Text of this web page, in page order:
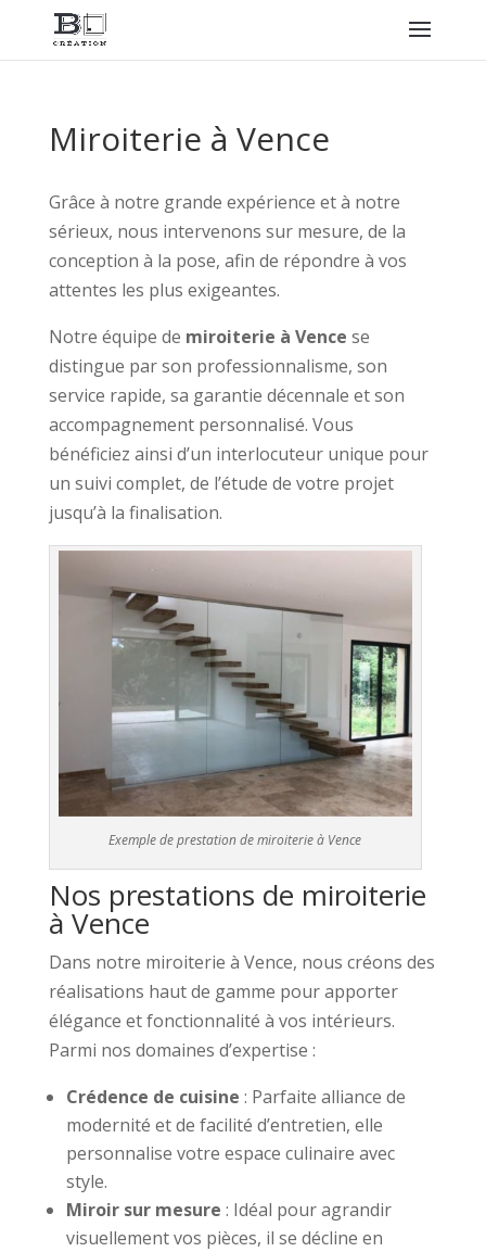
Miroiterie à Vence
Grâce à notre grande expérience et à notre
sérieux, nous intervenons sur mesure, de la
conception à la pose, afin de répondre à vos
attentes les plus exigeantes.
Notre équipe de miroiterie à Vence se
distingue par son professionnalisme, son
service rapide, sa garantie décennale et son
accompagnement personnalisé. Vous
bénéficiez ainsi d’un interlocuteur unique pour
un suivi complet, de l’étude de votre projet
jusqu’à la finalisation.
Exemple de prestation de miroiterie à Vence
Nos prestations de miroiterie
à Vence
Dans notre miroiterie à Vence, nous créons des
réalisations haut de gamme pour apporter
élégance et fonctionnalité à vos intérieurs.
Parmi nos domaines d’expertise :
Crédence de cuisine : Parfaite alliance de
modernité et de facilité d’entretien, elle
personnalise votre espace culinaire avec
style.
Miroir sur mesure : Idéal pour agrandir
visuellement vos pièces, il se décline en